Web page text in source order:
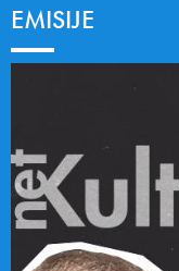
EMISIJE